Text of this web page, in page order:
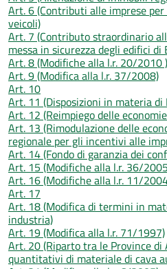
Art. 6 (Contributi alle imprese per
veicoli)
Art. 7 (Contributo straordinario
messa in sicurezza degli edifici di
Art. 8 (Modifiche alla l.r. 20/2010 )
Art. 9 (Modifica alla l.r. 37/2008)
Art. 10
Art. 11 (Disposizioni in materia di
Art. 12 (Reimpiego delle
Art. 13 (Rimodulazione delle
regionale per gli incentivi alle
Art. 14 (Fondo di garanzia dei
Art. 15 (Modifiche alla l.r. 36/
Art. 16 (Modifiche alla l.r. 11/
Art. 17
Art. 18 (Modifica di termini in
industria)
Art. 19 (Modifica alla l.r. 71/1997)
Art. 20 (Riparto tra le Province di
quantitativi di materiale di cava